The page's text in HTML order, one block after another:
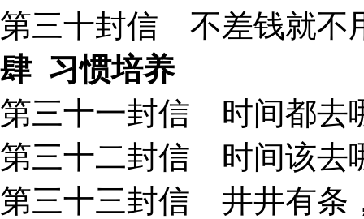
第三十封信 不差钱就不
肆 习惯培养
第三十一封信 时间都去
第三十二封信 时间该去
第三十三封信 井井有条